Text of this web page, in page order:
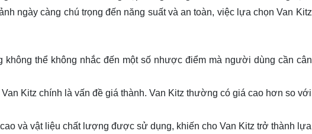
ngày càng chú trọng đến năng suất và an toàn, việc lựa chọn Van Kitz
thể không nhắc đến một số nhược điểm mà người dùng cần cân
Kitz chính là vấn đề giá thành. Van Kitz thường có giá cao hơn so với
và vật liệu chất lượng được sử dụng, khiến cho Van Kitz trở thành lựa